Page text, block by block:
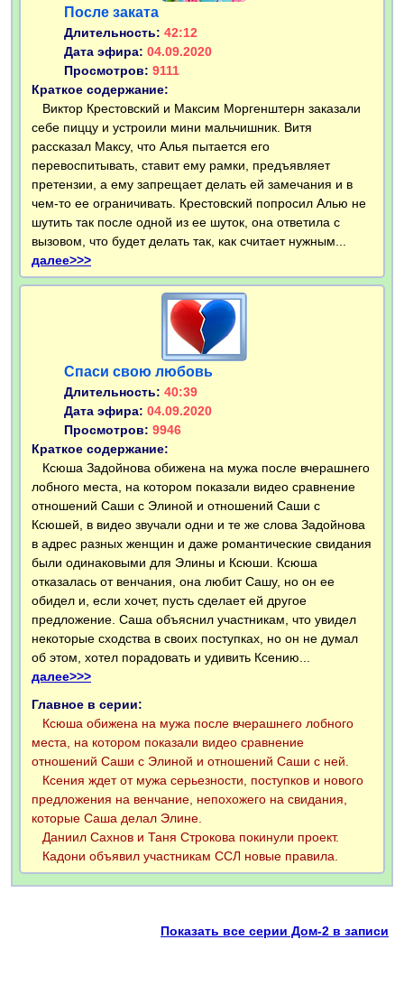
После заката
Длительность: 42:12
Дата эфира: 04.09.2020
Просмотров: 9111
Краткое содержание:
Виктор Крестовский и Максим Моргенштерн заказали
себе пиццу и устроили мини мальчишник. Витя
рассказал Максу, что Алья пытается его
перевоспитывать, ставит ему рамки, предъявляет
претензии, а ему запрещает делать ей замечания и в
чем-то ее ограничивать. Крестовский попросил Алью не
шутить так после одной из ее шуток, она ответила с
вызовом, что будет делать так, как считает нужным...
далее>>>
Спаси свою любовь
Длительность: 40:39
Дата эфира: 04.09.2020
Просмотров: 9946
Краткое содержание:
Ксюша Задойнова обижена на мужа после вчерашнего
лобного места, на котором показали видео сравнение
отношений Саши с Элиной и отношений Саши с
Ксюшей, в видео звучали одни и те же слова Задойнова
в адрес разных женщин и даже романтические свидания
были одинаковыми для Элины и Ксюши. Ксюша
отказалась от венчания, она любит Сашу, но он ее
обидел и, если хочет, пусть сделает ей другое
предложение. Саша объяснил участникам, что увидел
некоторые сходства в своих поступках, но он не думал
об этом, хотел порадовать и удивить Ксению...
далее>>>
Главное в серии:
Ксюша обижена на мужа после вчерашнего лобного
места, на котором показали видео сравнение
отношений Саши с Элиной и отношений Саши с ней.
Ксения ждет от мужа серьезности, поступков и нового
предложения на венчание, непохожего на свидания,
которые Саша делал Элине.
Даниил Сахнов и Таня Строкова покинули проект.
Кадони объявил участникам ССЛ новые правила.
Показать все серии Дом-2 в записи